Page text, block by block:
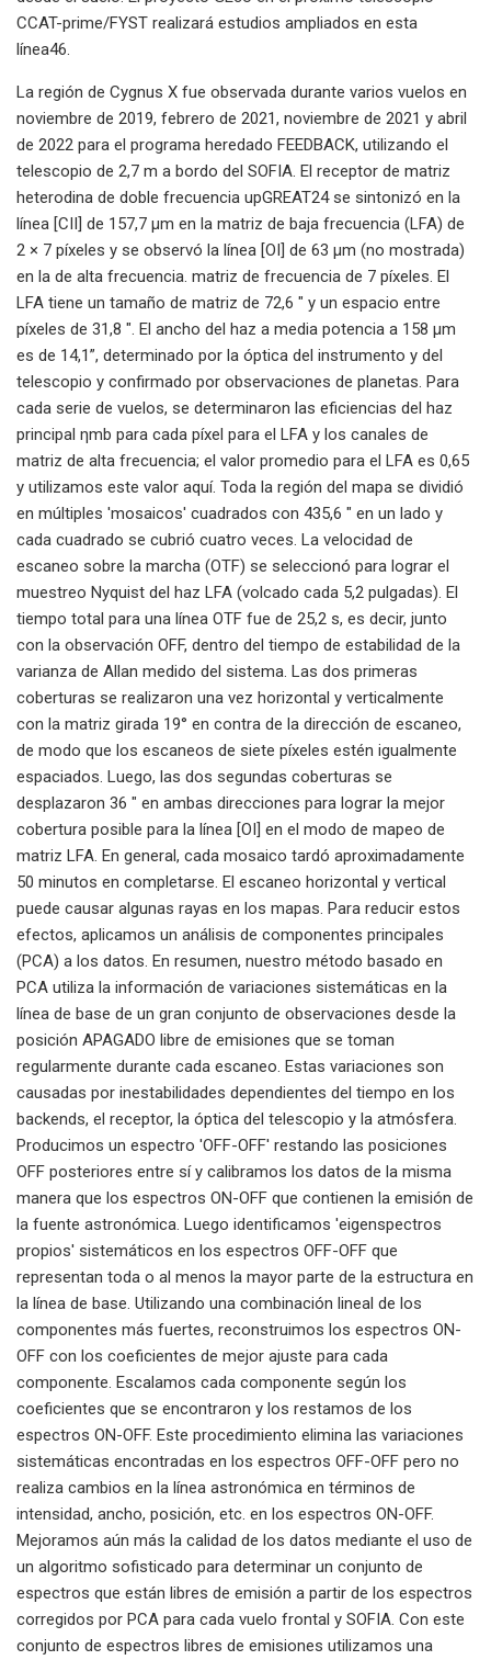
CCAT-prime/FYST realizará estudios ampliados en esta
línea46.
La región de Cygnus X fue observada durante varios vuelos en
noviembre de 2019, febrero de 2021, noviembre de 2021 y abril
de 2022 para el programa heredado FEEDBACK, utilizando el
telescopio de 2,7 m a bordo del SOFIA. El receptor de matriz
heterodina de doble frecuencia upGREAT24 se sintonizó en la
línea [CII] de 157,7 μm en la matriz de baja frecuencia (LFA) de
2 × 7 píxeles y se observó la línea [OI] de 63 μm (no mostrada)
en la de alta frecuencia. matriz de frecuencia de 7 píxeles. El
LFA tiene un tamaño de matriz de 72,6 ″ y un espacio entre
píxeles de 31,8 ″. El ancho del haz a media potencia a 158 μm
es de 14,1”, determinado por la óptica del instrumento y del
telescopio y confirmado por observaciones de planetas. Para
cada serie de vuelos, se determinaron las eficiencias del haz
principal ηmb para cada píxel para el LFA y los canales de
matriz de alta frecuencia; el valor promedio para el LFA es 0,65
y utilizamos este valor aquí. Toda la región del mapa se dividió
en múltiples 'mosaicos' cuadrados con 435,6 ″ en un lado y
cada cuadrado se cubrió cuatro veces. La velocidad de
escaneo sobre la marcha (OTF) se seleccionó para lograr el
muestreo Nyquist del haz LFA (volcado cada 5,2 pulgadas). El
tiempo total para una línea OTF fue de 25,2 s, es decir, junto
con la observación OFF, dentro del tiempo de estabilidad de la
varianza de Allan medido del sistema. Las dos primeras
coberturas se realizaron una vez horizontal y verticalmente
con la matriz girada 19° en contra de la dirección de escaneo,
de modo que los escaneos de siete píxeles estén igualmente
espaciados. Luego, las dos segundas coberturas se
desplazaron 36 ″ en ambas direcciones para lograr la mejor
cobertura posible para la línea [OI] en el modo de mapeo de
matriz LFA. En general, cada mosaico tardó aproximadamente
50 minutos en completarse. El escaneo horizontal y vertical
puede causar algunas rayas en los mapas. Para reducir estos
efectos, aplicamos un análisis de componentes principales
(PCA) a los datos. En resumen, nuestro método basado en
PCA utiliza la información de variaciones sistemáticas en la
línea de base de un gran conjunto de observaciones desde la
posición APAGADO libre de emisiones que se toman
regularmente durante cada escaneo. Estas variaciones son
causadas por inestabilidades dependientes del tiempo en los
backends, el receptor, la óptica del telescopio y la atmósfera.
Producimos un espectro 'OFF-OFF' restando las posiciones
OFF posteriores entre sí y calibramos los datos de la misma
manera que los espectros ON-OFF que contienen la emisión de
la fuente astronómica. Luego identificamos 'eigenspectros
propios' sistemáticos en los espectros OFF-OFF que
representan toda o al menos la mayor parte de la estructura en
la línea de base. Utilizando una combinación lineal de los
componentes más fuertes, reconstruimos los espectros ON-
OFF con los coeficientes de mejor ajuste para cada
componente. Escalamos cada componente según los
coeficientes que se encontraron y los restamos de los
espectros ON-OFF. Este procedimiento elimina las variaciones
sistemáticas encontradas en los espectros OFF-OFF pero no
realiza cambios en la línea astronómica en términos de
intensidad, ancho, posición, etc. en los espectros ON-OFF.
Mejoramos aún más la calidad de los datos mediante el uso de
un algoritmo sofisticado para determinar un conjunto de
espectros que están libres de emisión a partir de los espectros
corregidos por PCA para cada vuelo frontal y SOFIA. Con este
conjunto de espectros libres de emisiones utilizamos una